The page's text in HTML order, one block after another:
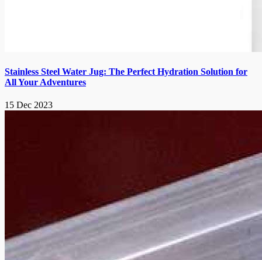
Stainless Steel Water Jug: The Perfect Hydration Solution for
All Your Adventures
15 Dec 2023